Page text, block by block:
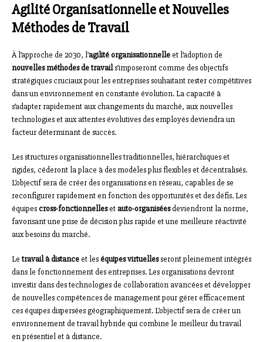
Agilité Organisationnelle et Nouvelles
Méthodes de Travail
À l’approche de 2030, l’agilité organisationnelleet l’adoption de
nouvelles méthodes de travails’imposeront comme des objectifs
stratégiques cruciaux pour les entreprises souhaitant rester compétitives
dans un environnement en constante évolution. La capacité à
s’adapter rapidement aux changements du marché, aux nouvelles
technologies et aux attentes évolutives des employés deviendra un
facteur déterminant de succès.
Les structures organisationnelles traditionnelles, hiérarchiques et
rigides, céderont la place à des modèles plus flexibles et décentralisés.
L’objectif sera de créer des organisations en réseau, capables de se
reconfigurer rapidement en fonction des opportunités et des défis. Les
équipescross-fonctionnellesetauto-organiséesdeviendront la norme,
favorisant une prise de décision plus rapide et une meilleure réactivité
aux besoins du marché.
Le travail à distanceet leséquipes virtuellesseront pleinement intégrés
dans le fonctionnement des entreprises. Les organisations devront
investir dans des technologies de collaboration avancées et développer
de nouvelles compétences de management pour gérer efficacement
ces équipes dispersées géographiquement. L’objectif sera de créer un
environnement de travail hybride qui combine le meilleur du travail
en présentiel et à distance.